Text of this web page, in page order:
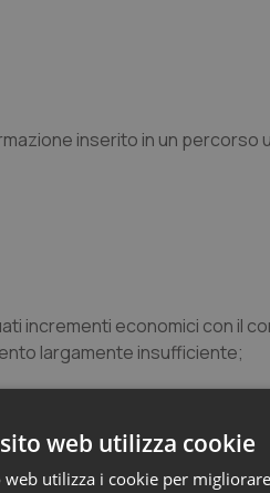
inserito in un percorso
incrementi economici con il
largamente insufficiente;
web utilizza cookie
web utilizza i cookie per